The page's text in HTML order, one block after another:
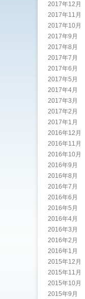
2017年12月
2017年11月
2017年10月
2017年9月
2017年8月
2017年7月
2017年6月
2017年5月
2017年4月
2017年3月
2017年2月
2017年1月
2016年12月
2016年11月
2016年10月
2016年9月
2016年8月
2016年7月
2016年6月
2016年5月
2016年4月
2016年3月
2016年2月
2016年1月
2015年12月
2015年11月
2015年10月
2015年9月